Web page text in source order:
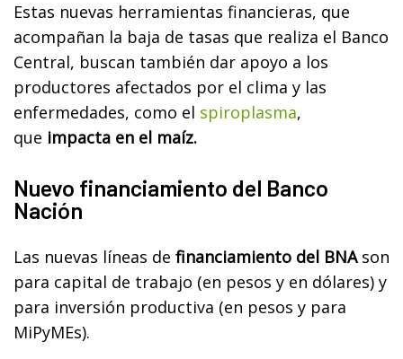
Estas nuevas herramientas financieras, que
acompañan la baja de tasas que realiza el Banco
Central, buscan también dar apoyo a los
productores afectados por el clima y las
enfermedades, como el spiroplasma,
que impacta en el maíz.
Nuevo financiamiento del Banco
Nación
Las nuevas líneas de financiamiento del BNAson
para capital de trabajo (en pesos y en dólares) y
para inversión productiva (en pesos y para
MiPyMEs).